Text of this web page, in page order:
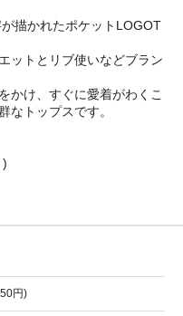
描かれたポケットLOGOT
ットとリブ使いなどブラン
かけ、すぐに愛着がわくこ
なトップスです。
)
円)